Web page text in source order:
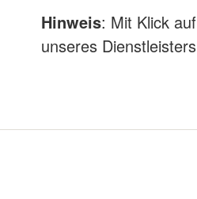
Hinweis: Mit Klick auf
unseres Dienstleisters